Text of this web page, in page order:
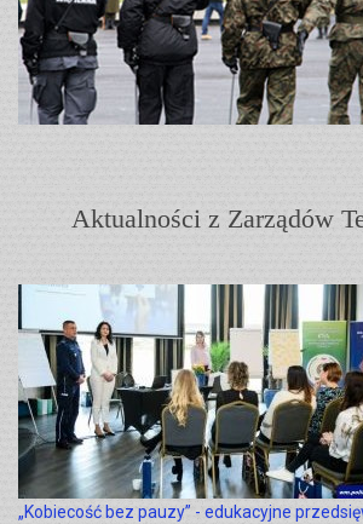
Aktualności z Zarządów
„Kobiecość bez pauzy” - edukacyjne